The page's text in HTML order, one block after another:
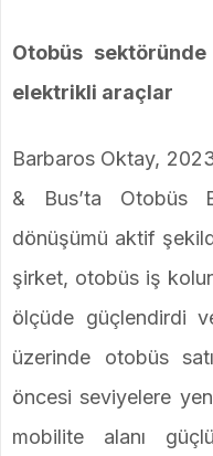
Otobüs
elektrikli araçlar
Barbaros Oktay,
& Bus’ta Otobüs
dönüşümü aktif
şirket, otobüs iş
ölçüde güçlendirdi
üzerinde otobüs
öncesi seviyelere
mobilite alanı